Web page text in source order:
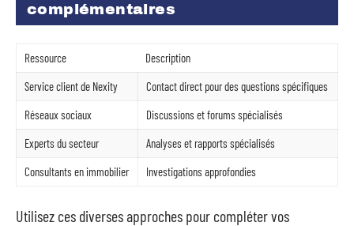
complémentaires
Ressource
Description
Service client de Nexity
Contact direct pour des questions spécifiques
Réseaux sociaux
Discussions et forums spécialisés
Experts du secteur
Analyses et rapports spécialisés
Consultants en immobilier
Investigations approfondies
Utilisez ces diverses approches pour compléter vos